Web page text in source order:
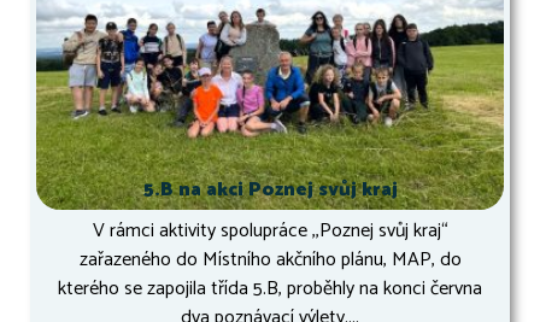
5.B na akci Poznej svůj kraj
V rámci aktivity spolupráce ,,Poznej svůj kraj“
zařazeného do Místního akčního plánu, MAP, do
kterého se zapojila třída 5.B, proběhly na konci června